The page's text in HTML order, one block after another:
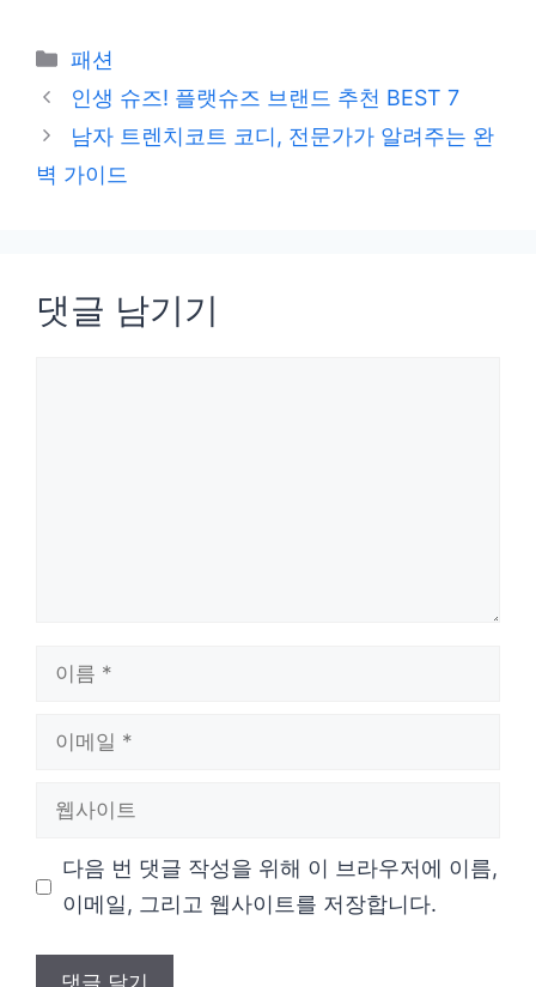
카
테
리
패션
인생 슈즈! 플랫슈즈 브랜드 추천 BEST 7
남자 트렌치코트 코디, 전문가가 알려주는 완
벽 가이드
댓글 남기기
다음 번 댓글 작성을 위해 이 브라우저에 이름,
이메일, 그리고 웹사이트를 저장합니다.